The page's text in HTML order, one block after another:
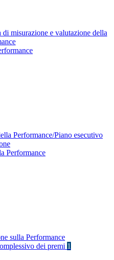
di misurazione e valutazione della
Performance/Piano esecutivo
Performance
sulla Performance
dei premi 1